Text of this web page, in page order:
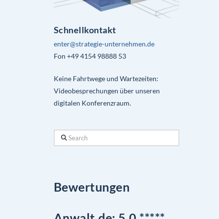
Schnellkontakt
enter@strategie-unternehmen.de
Fon +49 4154 98888 53
Keine Fahrtwege und Wartezeiten:
Videobesprechungen über unseren
digitalen Konferenzraum.
Search
Bewertungen